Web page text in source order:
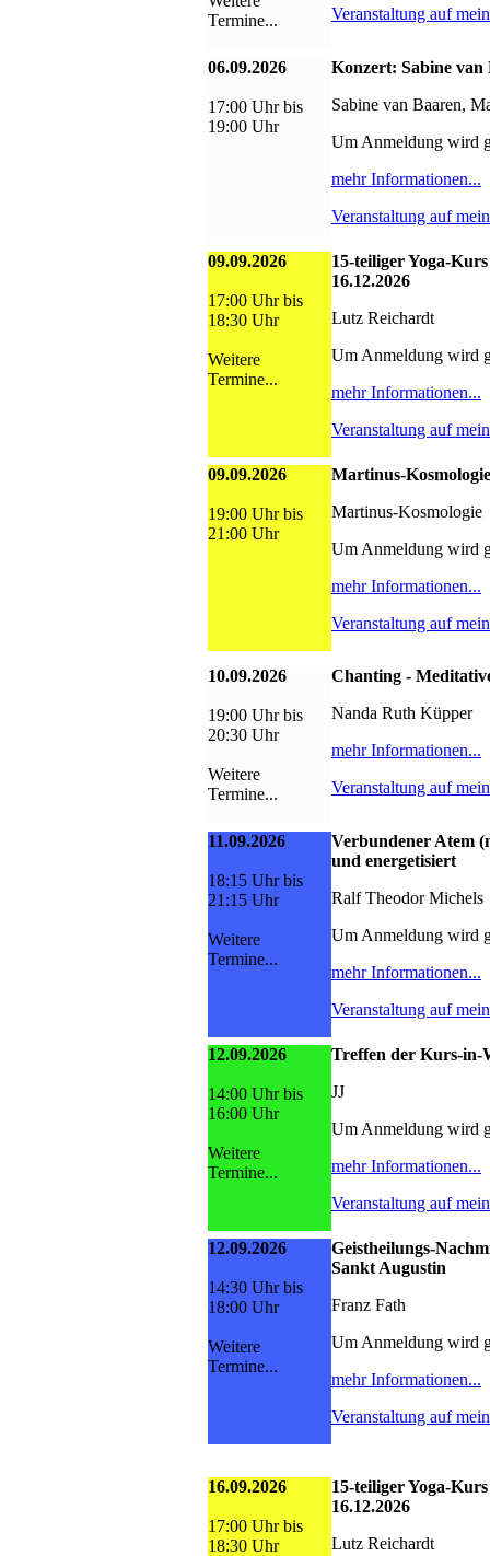
Termine...
Veranstaltung auf
06.09.2026
17:00 Uhr bis
19:00 Uhr
Konzert: Sabine
Sabine van Baaren,
Um Anmeldung wird
mehr Informationen...
Veranstaltung auf
09.09.2026
17:00 Uhr bis
18:30 Uhr
Weitere
Termine...
15-teiliger Yoga-
16.12.2026
Lutz Reichardt
Um Anmeldung wird
mehr Informationen...
Veranstaltung auf
09.09.2026
19:00 Uhr bis
21:00 Uhr
Martinus-
Martinus-Kosmologie
Um Anmeldung wird
mehr Informationen...
Veranstaltung auf
10.09.2026
19:00 Uhr bis
20:30 Uhr
Weitere
Termine...
Chanting -
Nanda Ruth Küpper
mehr Informationen...
Veranstaltung auf
11.09.2026
18:15 Uhr bis
21:15 Uhr
Weitere
Termine...
Verbundener Atem
und energetisiert
Ralf Theodor Michels
Um Anmeldung wird
mehr Informationen...
Veranstaltung auf
12.09.2026
14:00 Uhr bis
16:00 Uhr
Weitere
Termine...
Treffen der Kurs-in-
JJ
Um Anmeldung wird
mehr Informationen...
Veranstaltung auf
12.09.2026
14:30 Uhr bis
18:00 Uhr
Weitere
Termine...
Geistheilungs-
Sankt Augustin
Franz Fath
Um Anmeldung wird
mehr Informationen...
Veranstaltung auf
16.09.2026
17:00 Uhr bis
18:30 Uhr
15-teiliger Yoga-
16.12.2026
Lutz Reichardt